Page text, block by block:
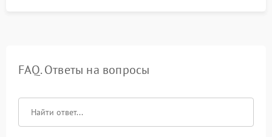
FAQ. Ответы на вопросы